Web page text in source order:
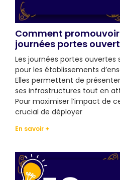
Comment
journées portes
Les journées portes
pour les établissements
Elles permettent de
ses infrastructures tout en
Pour maximiser l’impact de
crucial de déployer
En savoir +